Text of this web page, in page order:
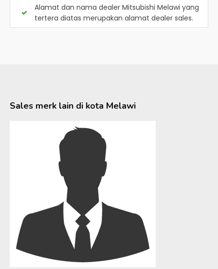
Alamat dan nama dealer Mitsubishi Melawi yang
tertera diatas merupakan alamat dealer sales.
Sales merk lain di kota Melawi